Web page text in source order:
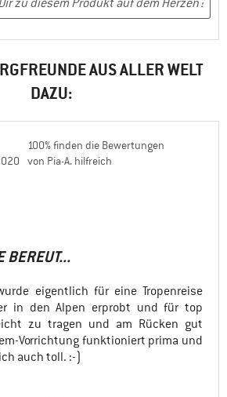
AUS ALLER WELT
DAZU:
100% finden die Bewertungen
von Pia-A. hilfreich
BEREUT...
eigentlich für eine Tropenreise
in den Alpen erprobt und für top
zu tragen und am Rücken gut
Vorrichtung funktioniert prima und
auch toll. :-)